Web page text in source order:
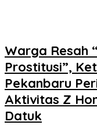
Warga Resah
Prostitusi”,
Pekanbaru
Aktivitas Z
Datuk